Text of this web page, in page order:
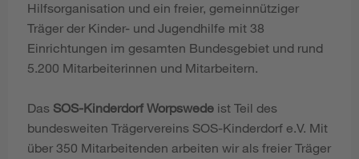
Hilfsorganisation und ein freier, gemeinnütziger
Träger der Kinder- und Jugendhilfe mit 38
Einrichtungen im gesamten Bundesgebiet und rund
5.200 Mitarbeiterinnen und Mitarbeitern.
Das SOS-Kinderdorf Worpswede ist Teil des
bundesweiten Trägervereins SOS-Kinderdorf e.V. Mit
über 350 Mitarbeitenden arbeiten wir als freier Träger